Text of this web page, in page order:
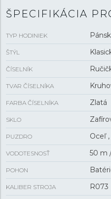
ŠPECIFIKÁCIA
TYP HODINIEK
ŠTÝL
ČÍSELNÍK
TVAR ČÍSELNÍKA
FARBA ČÍSELNÍKA Zlatá
SKLO
PUZDRO Oceľ
VODOTESNOSŤ 50 m
POHON
KALIBER STROJA R073